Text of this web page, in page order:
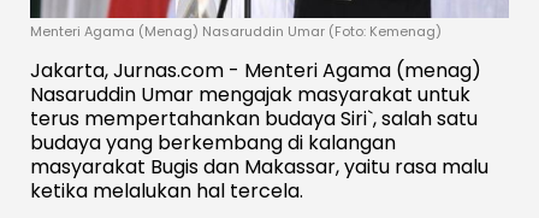
Menteri Agama (Menag) Nasaruddin Umar (Foto: Kemenag)
Jakarta, Jurnas.com - Menteri Agama (menag)
Nasaruddin Umar mengajak masyarakat untuk
terus mempertahankan budaya Siri`, salah satu
budaya yang berkembang di kalangan
masyarakat Bugis dan Makassar, yaitu rasa malu
ketika melalukan hal tercela.